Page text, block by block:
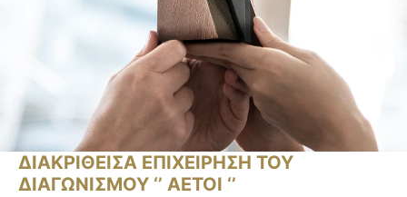
ΔΙΑΚΡΙΘΕΙΣΑ ΕΠΙΧΕΙΡΗΣΗ ΤΟΥ
ΔΙΑΓΩΝΙΣΜΟΥ ‘’ ΑΕΤΟΙ ‘’